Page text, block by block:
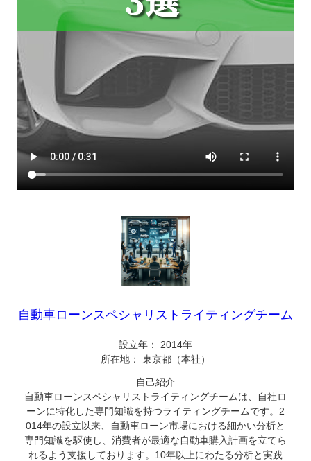
自動車ローンスペシャリストライティングチーム
設立年： 2014年
所在地： 東京都（本社）
自己紹介
自動車ローンスペシャリストライティングチームは、自社ロ
ーンに特化した専門知識を持つライティングチームです。2
014年の設立以来、自動車ローン市場における細かい分析と
専門知識を駆使し、消費者が最適な自動車購入計画を立てら
れるよう支援しております。10年以上にわたる分析と実践